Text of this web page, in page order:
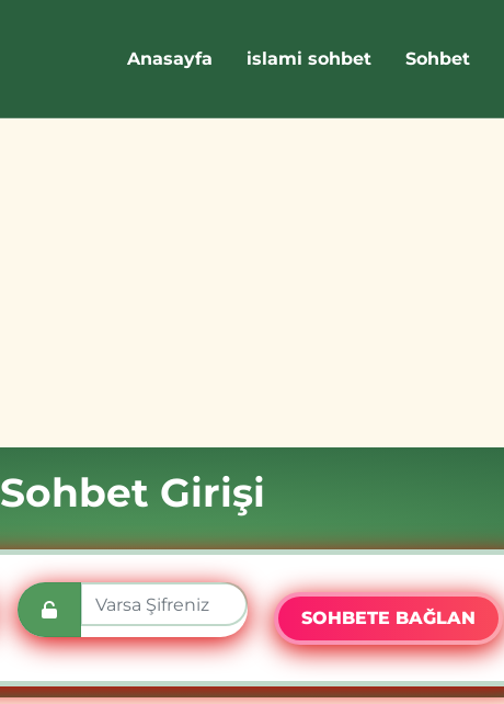
Anasayfa islami sohbet Sohbet
Sohbet Girişi
SOHBETE BAĞLAN